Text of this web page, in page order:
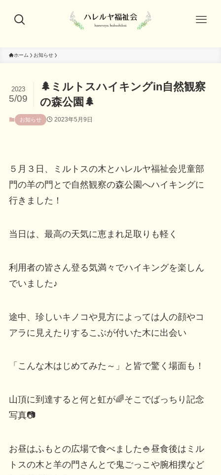
ホーム お知らせ
🌲ミルトスハイキングin自然観察
の森公園🌲
2023
5/09
お知らせ 2023年5月9日
５月３日、ミルトスの木とハレルヤ福祉会児童部
門の羊の門とで自然観察の森公園へハイキングに
行きました！
当日は、最高の天気に恵まれ足取りも軽く
利用者の皆さん登る気満々でハイキングを楽しん
でいました♪
途中、珍しいキノコや見方によっては人の顔やコ
アラに見えたりするこぶが付いた木に出会い
「こんな木はじめてみた～」と皆で驚く場面も！
山頂に到達すると何と虹が🌈そこでばっちり記念
写真📷
お昼はふもとの広場で食べました🍚昼食後はミル
トスの木と羊の門さんとで鬼ごっこや腕相撲など